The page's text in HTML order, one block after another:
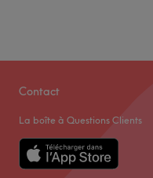
Professionnel/le 15
Contact
La boîte à Questions Clients